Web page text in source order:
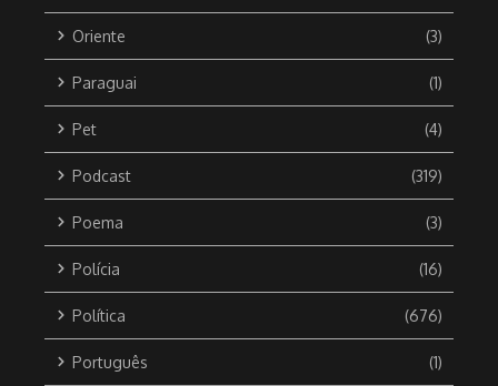
Oriente (3)
Paraguai (1)
Pet (4)
Podcast (319)
Poema (3)
Polícia (16)
Política (676)
Português (1)